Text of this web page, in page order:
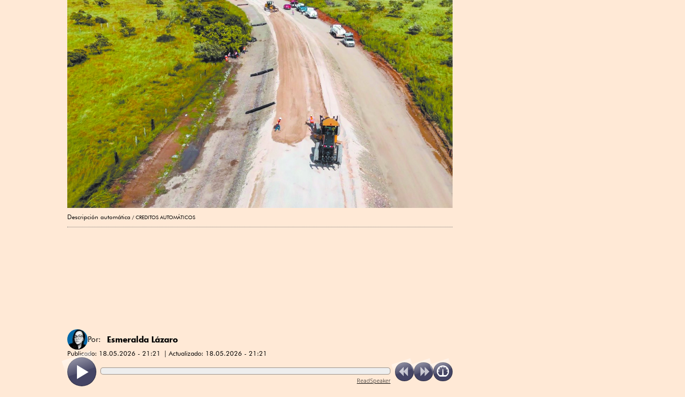
Descripción automática CREDITOS AUTOMÁTICOS
Por: Esmeralda Lázaro
Publicado: 18.05.2026 - 21:21 Actualizado: 18.05.2026 - 21:21
ReadSpeaker